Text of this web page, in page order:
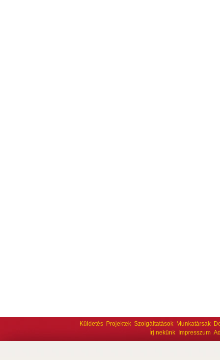
Küldetés Projektek Szolgáltatások Munkatársak
Írj nekünk
Impresszum